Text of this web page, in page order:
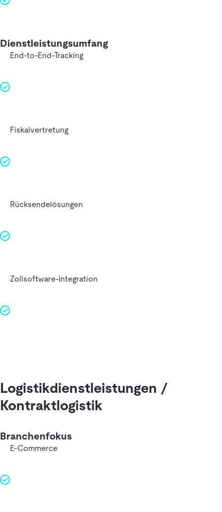
Dienstleistungsumfang
End-to-End-Tracking
Fiskalvertretung
Rücksendelösungen
Zollsoftware-Integration
Logistikdienstleistungen /
Kontraktlogistik
Branchenfokus
E-Commerce